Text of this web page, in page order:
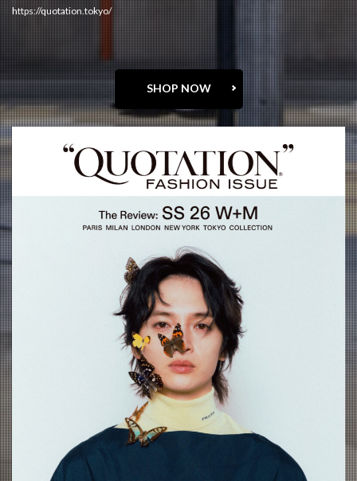
https://quotation.tokyo/
SHOP NOW